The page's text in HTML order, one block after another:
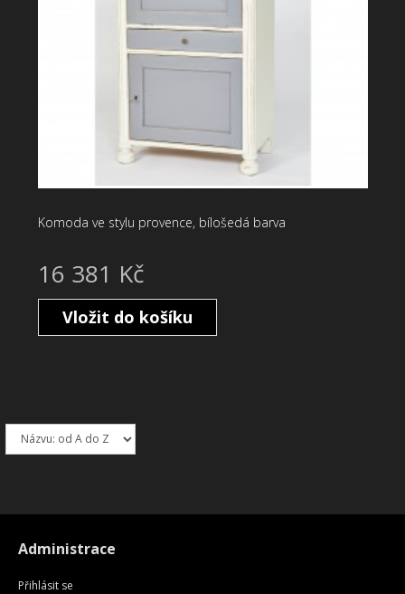
Komoda ve stylu provence, bílošedá barva
16 381 Kč
Vložit do košíku
Administrace
Přihlásit se